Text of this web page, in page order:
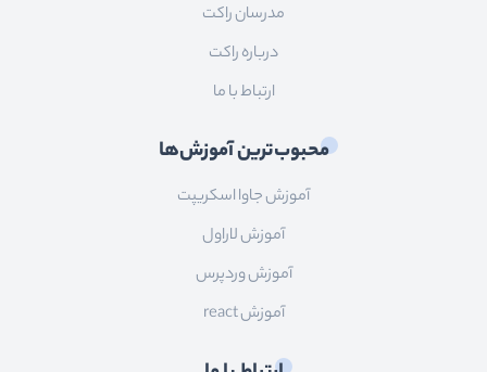
مدرسان راکت
درباره راکت
ارتباط با ما
محبوب‌ترین آموزش‌ها
آموزش جاوا اسکریپت
آموزش لاراول
آموزش وردپرس
آموزش react